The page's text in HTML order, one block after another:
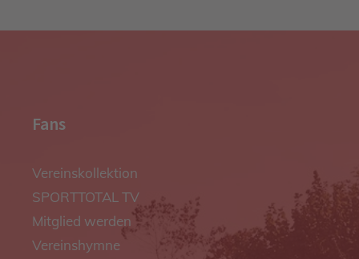
Fans
Vereinskollektion
SPORTTOTAL TV
Mitglied werden
Vereinshymne